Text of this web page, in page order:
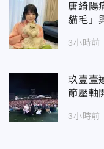
唐綺陽
貓毛」
3小時前
玖壹壹
節壓軸
3小時前